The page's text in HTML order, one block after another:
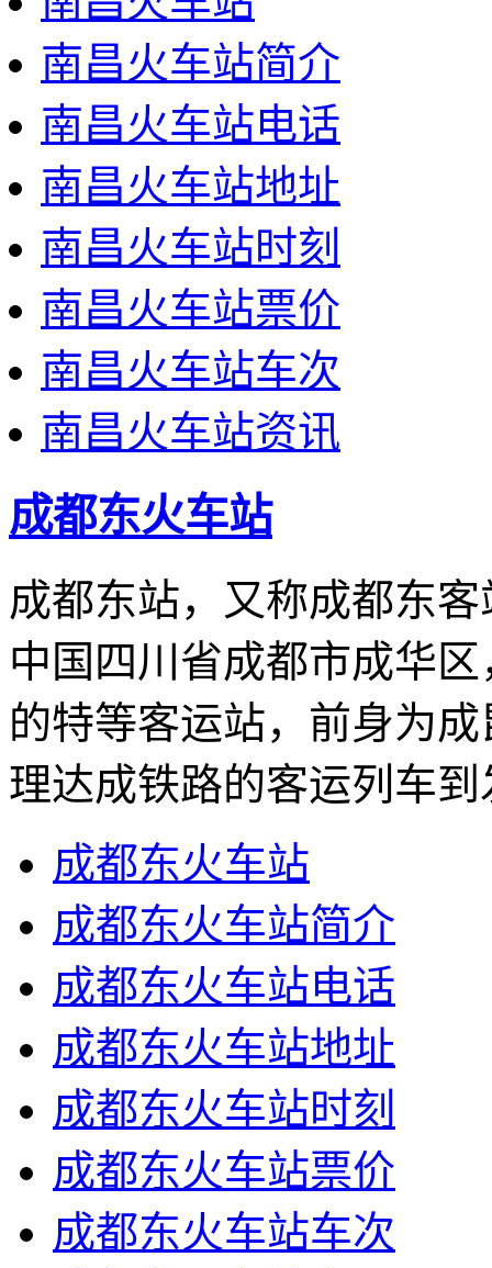
南昌火车站简介
南昌火车站电话
南昌火车站地址
南昌火车站时刻
南昌火车站票价
南昌火车站车次
南昌火车站资讯
成都东火车站
成都东站，又称成都东
中国四川省成都市成华
的特等客运站，前身为
理达成铁路的客运列车
成都东火车站
成都东火车站简介
成都东火车站电话
成都东火车站地址
成都东火车站时刻
成都东火车站票价
成都东火车站车次